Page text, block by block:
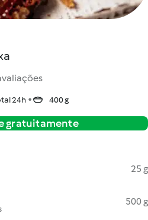
24h 400 g
gratuitamente
25 g
500 g